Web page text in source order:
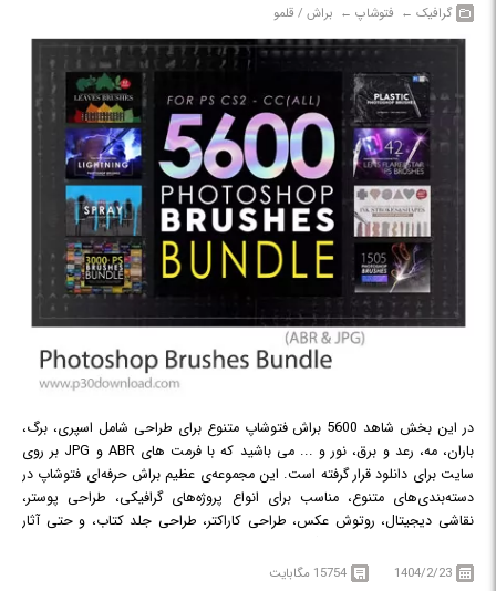
گرافیک‎ ← ‏ فتوشاپ‎ ← ‏ براش / قلمو
در این بخش شاهد 5600 براش فتوشاپ متنوع برای طراحی شامل اسپری، برگ،
باران، مه، رعد و برق، نور و ... می باشید که با فرمت های ABR و JPG بر روی
سایت برای دانلود قرار گرفته است. این مجموعه‌ی عظیم براش حرفه‌ای فتوشاپ در
دسته‌بندی‌های متنوع، مناسب برای انواع پروژه‌های گرافیکی، طراحی پوستر،
نقاشی دیجیتال، روتوش عکس، طراحی کاراکتر، طراحی جلد کتاب، و حتی آثار
می‌خواهید مجموعه‌ای همه‌کاره از براش‌ها را همیشه در اختیار داشته باشید، این
1404/2/23 15754 مگابایت